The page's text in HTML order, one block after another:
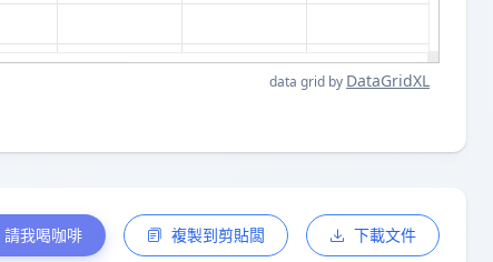
data grid by DataGridXL
請我喝咖啡 複製到剪貼闆 下載文件